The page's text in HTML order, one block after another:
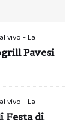
vivo - La
Pavesi
vivo - La
Festa di